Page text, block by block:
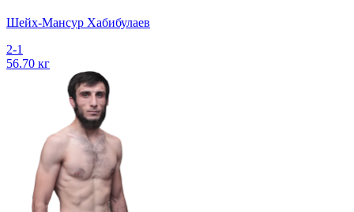
Шейх-Мансур Хабибулаев
2-1
56.70 кг